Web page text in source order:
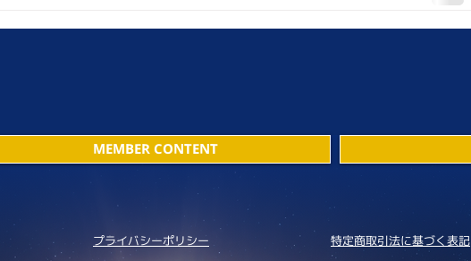
MEMBER CONTENT
プライバシーポリシー 特定商取引法に基づく表記